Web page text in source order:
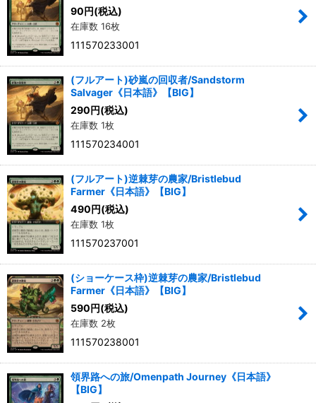
90円(税込)
在庫数 16枚
111570233001
(フルアート)砂嵐の回収者/Sandstorm
Salvager《日本語》【BIG】
290円(税込)
在庫数 1枚
111570234001
(フルアート)逆棘芽の農家/Bristlebud
Farmer《日本語》【BIG】
490円(税込)
在庫数 1枚
111570237001
(ショーケース枠)逆棘芽の農家/Bristlebud
Farmer《日本語》【BIG】
590円(税込)
在庫数 2枚
111570238001
領界路への旅/Omenpath Journey《日本語》
【BIG】